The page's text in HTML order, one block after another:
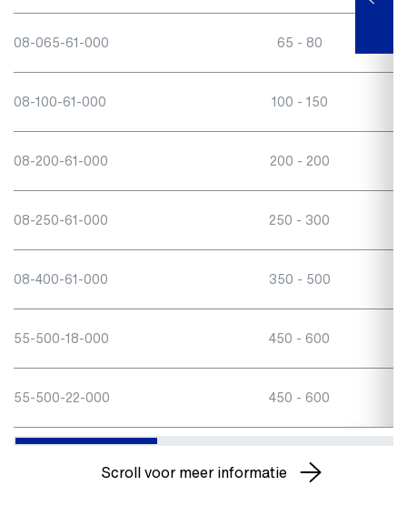
08-065-61-000 65 - 80
08-100-61-000 100 - 150
08-200-61-000 200 - 200
08-250-61-000 250 - 300
08-400-61-000 350 - 500
55-500-18-000 450 - 600
55-500-22-000 450 - 600
Scroll voor meer informatie